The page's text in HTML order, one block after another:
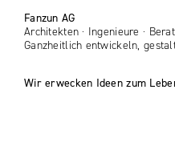
Fanzun AG
Architekten · Ingenieure ·
Ganzheitlich entwickeln,
Wir erwecken Ideen zum